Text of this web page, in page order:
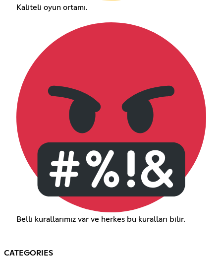
Kaliteli oyun ortamı.
Belli kurallarımız var ve herkes bu kuralları bilir.
CATEGORIES